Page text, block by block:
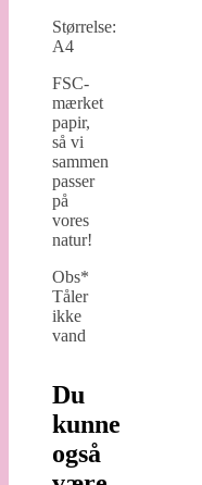
Størrelse:
A4
FSC-
mærket
papir,
så vi
sammen
passer
på
vores
natur!
Obs*
Tåler
ikke
vand
Du
kunne
også